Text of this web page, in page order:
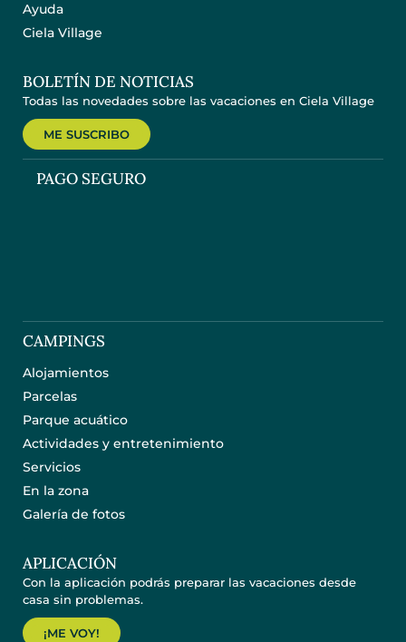
Ayuda
Ciela Village
BOLETÍN DE NOTICIAS
Todas las novedades sobre las vacaciones en Ciela Village
ME SUSCRIBO
PAGO SEGURO
CAMPINGS
Alojamientos
Parcelas
Parque acuático
Actividades y entretenimiento
Servicios
En la zona
Galería de fotos
APLICACIÓN
Con la aplicación podrás preparar las vacaciones desde
casa sin problemas.
¡ME VOY!